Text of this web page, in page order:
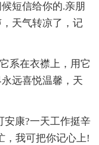
短信给你的.亲朋
天气转凉了，记
系在衣襟上，用它
远喜悦温馨，天
安康?一天工作挺辛
，我可把你记心上!